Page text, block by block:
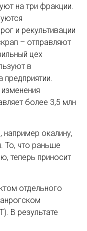
на три фракции.
и рекультивации
– отправляют
цех
в
предприятии.
более 3,5 млн
окалину,
То, что раньше
теперь приносит
отдельного
В результате